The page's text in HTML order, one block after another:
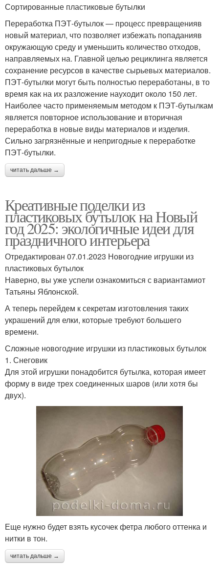
Сортированные пластиковые бутылки
Переработка ПЭТ-бутылок — процесс превращенияв
новый материал, что позволяет избежать попаданияв
окружающую среду и уменьшить количество отходов,
направляемых на. Главной целью рециклинга является
сохранение ресурсов в качестве сырьевых материалов.
ПЭТ-бутылки могут быть полностью переработаны, в то
время как на их разложение науходит около 150 лет.
Наиболее часто применяемым методом к ПЭТ-бутылкам
является повторное использование и вторичная
переработка в новые виды материалов и изделия.
Сильно загрязнённые и непригодные к переработке
ПЭТ-бутылки.
читать дальше →
Креативные поделки из
пластиковых бутылок на Новый
год 2025: экологичные идеи для
праздничного интерьера
Отредактирован 07.01.2023 Новогодние игрушки из
пластиковых бутылок
Наверно, вы уже успели ознакомиться с вариантамиот
Татьяны Яблонской.
А теперь перейдем к секретам изготовления таких
украшений для елки, которые требуют большего
времени.
Сложные новогодние игрушки из пластиковых бутылок
1. Снеговик
Для этой игрушки понадобится бутылка, которая имеет
форму в виде трех соединенных шаров (или хотя бы
двух).
Еще нужно будет взять кусочек фетра любого оттенка и
нитки в тон.
читать дальше →